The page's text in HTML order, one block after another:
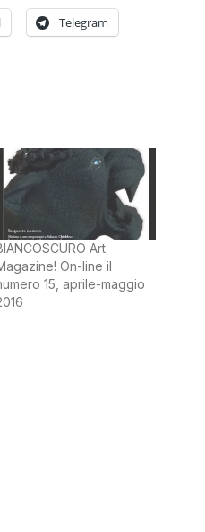
Telegram
Art
On-line il
15, aprile-maggio